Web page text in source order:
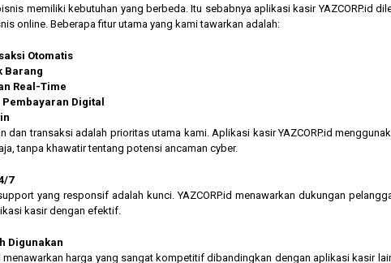
memiliki kebutuhan yang berbeda. Itu sebabnya aplikasi kasir YAZCORP.id
online. Beberapa fitur utama yang kami tawarkan adalah:
Otomatis
Barang
Real-Time
Digital
dan transaksi adalah prioritas utama kami. Aplikasi kasir YAZCORP.id
tanpa khawatir tentang potensi ancaman cyber.
7
yang responsif adalah kunci. YAZCORP.id menawarkan dukungan
kasir dengan efektif.
Digunakan
menawarkan harga yang sangat kompetitif dibandingkan dengan aplikasi kasir